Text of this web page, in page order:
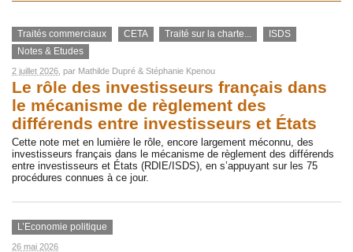
Traités commerciaux CETA Traité sur la charte...
ISDS
Notes & Etudes
2 juillet 2026 , par Mathilde Dupré & Stéphanie Kpenou
Le rôle des investisseurs français dans
le mécanisme de règlement des
différends entre investisseurs et États
Cette note met en lumière le rôle, encore largement méconnu, des
investisseurs français dans le mécanisme de règlement des différends
entre investisseurs et États (RDIE/ISDS), en s’appuyant sur les 75
procédures connues à ce jour.
L’Economie politique
26 mai 2026